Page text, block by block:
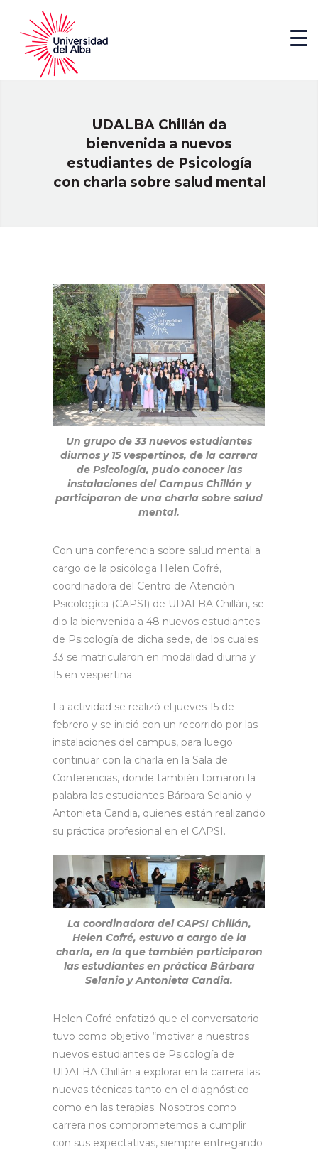
UDALBA Chillán da
bienvenida a nuevos
estudiantes de Psicología
con charla sobre salud mental
Un grupo de 33 nuevos estudiantes
diurnos y 15 vespertinos, de la carrera
de Psicología, pudo conocer las
instalaciones del Campus Chillán y
participaron de una charla sobre salud
mental.
Con una conferencia sobre salud mental a
cargo de la psicóloga Helen Cofré,
coordinadora del Centro de Atención
Psicologíca (CAPSI) de UDALBA Chillán, se
dio la bienvenida a 48 nuevos estudiantes
de Psicología de dicha sede, de los cuales
33 se matricularon en modalidad diurna y
15 en vespertina.
La actividad se realizó el jueves 15 de
febrero y se inició con un recorrido por las
instalaciones del campus, para luego
continuar con la charla en la Sala de
Conferencias, donde también tomaron la
palabra las estudiantes Bárbara Selanio y
Antonieta Candia, quienes están realizando
su práctica profesional en el CAPSI.
La coordinadora del CAPSI Chillán,
Helen Cofré, estuvo a cargo de la
charla, en la que también participaron
las estudiantes en práctica Bárbara
Selanio y Antonieta Candia.
Helen Cofré enfatizó que el conversatorio
tuvo como objetivo “motivar a nuestros
nuevos estudiantes de Psicología de
UDALBA Chillán a explorar en la carrera las
nuevas técnicas tanto en el diagnóstico
como en las terapias. Nosotros como
carrera nos comprometemos a cumplir
con sus expectativas, siempre entregando